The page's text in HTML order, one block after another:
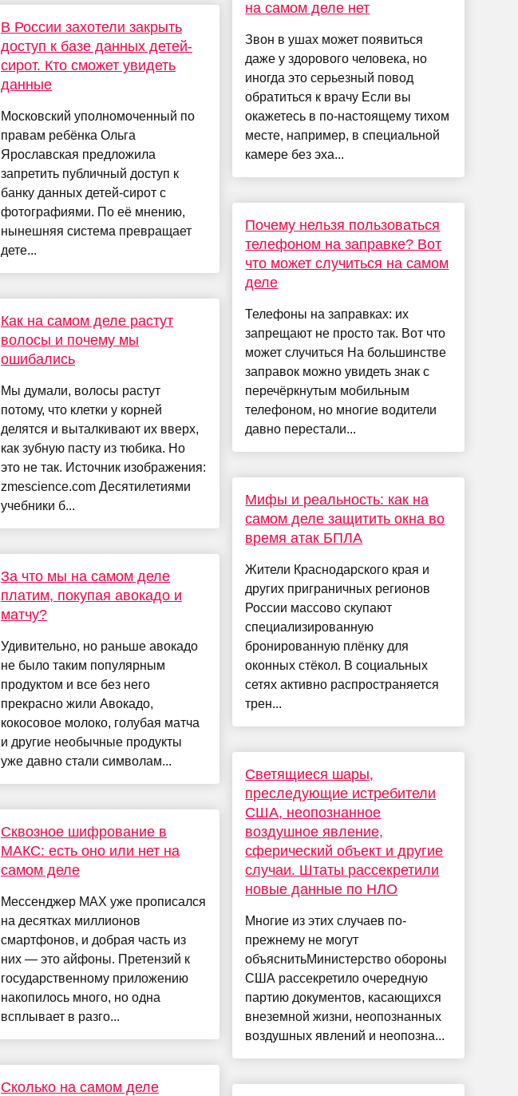
В России захотели закрыть
доступ к базе данных детей-
сирот. Кто сможет увидеть
данные
Московский уполномоченный по
правам ребёнка Ольга
Ярославская предложила
запретить публичный доступ к
банку данных детей-сирот с
фотографиями. По её мнению,
нынешняя система превращает
дете...
Как на самом деле растут
волосы и почему мы
ошибались
Мы думали, волосы растут
потому, что клетки у корней
делятся и выталкивают их вверх,
как зубную пасту из тюбика. Но
это не так. Источник изображения:
zmescience.com Десятилетиями
учебники б...
За что мы на самом деле
платим, покупая авокадо и
матчу?
Удивительно, но раньше авокадо
не было таким популярным
продуктом и все без него
прекрасно жили Авокадо,
кокосовое молоко, голубая матча
и другие необычные продукты
уже давно стали символам...
Сквозное шифрование в
МАКС: есть оно или нет на
самом деле
Мессенджер MAX уже прописался
на десятках миллионов
смартфонов, и добрая часть из
них — это айфоны. Претензий к
государственному приложению
накопилось много, но одна
всплывает в разго...
Сколько на самом деле
на самом деле нет
Звон в ушах может появиться
даже у здорового человека, но
иногда это серьезный повод
обратиться к врачу Если вы
окажетесь в по-настоящему тихом
месте, например, в специальной
камере без эха...
Почему нельзя пользоваться
телефоном на заправке? Вот
что может случиться на самом
деле
Телефоны на заправках: их
запрещают не просто так. Вот что
может случиться На большинстве
заправок можно увидеть знак с
перечёркнутым мобильным
телефоном, но многие водители
давно перестали...
Мифы и реальность: как на
самом деле защитить окна во
время атак БПЛА
Жители Краснодарского края и
других приграничных регионов
России массово скупают
специализированную
бронированную плёнку для
оконных стёкол. В социальных
сетях активно распространяется
трен...
Светящиеся шары,
преследующие истребители
США, неопознанное
воздушное явление,
сферический объект и другие
случаи. Штаты рассекретили
новые данные по НЛО
Многие из этих случаев по-
прежнему не могут
объяснитьМинистерство обороны
США рассекретило очередную
партию документов, касающихся
внеземной жизни, неопознанных
воздушных явлений и неопозна...